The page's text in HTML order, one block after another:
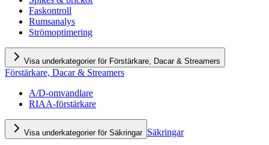
Faskontroll
Rumsanalys
Strömoptimering
Visa underkategorier för Förstärkare, Dacar & Streamers
Förstärkare, Dacar & Streamers
A/D-omvandlare
RIAA-förstärkare
Visa underkategorier för Säkringar Säkringar